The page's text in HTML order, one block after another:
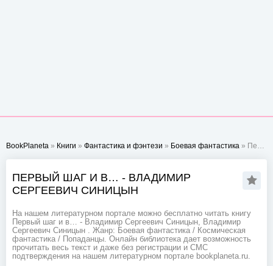
BookPlaneta » Книги » Фантастика и фэнтези » Боевая фантастика » Первый шаг и в… - Владимир Сергеевич Синицын
ПЕРВЫЙ ШАГ И В… - ВЛАДИМИР
СЕРГЕЕВИЧ СИНИЦЫН
На нашем литературном портале можно бесплатно читать книгу
Первый шаг и в… - Владимир Сергеевич Синицын, Владимир
Сергеевич Синицын . Жанр: Боевая фантастика / Космическая
фантастика / Попаданцы. Онлайн библиотека дает возможность
прочитать весь текст и даже без регистрации и СМС
подтверждения на нашем литературном портале bookplaneta.ru.